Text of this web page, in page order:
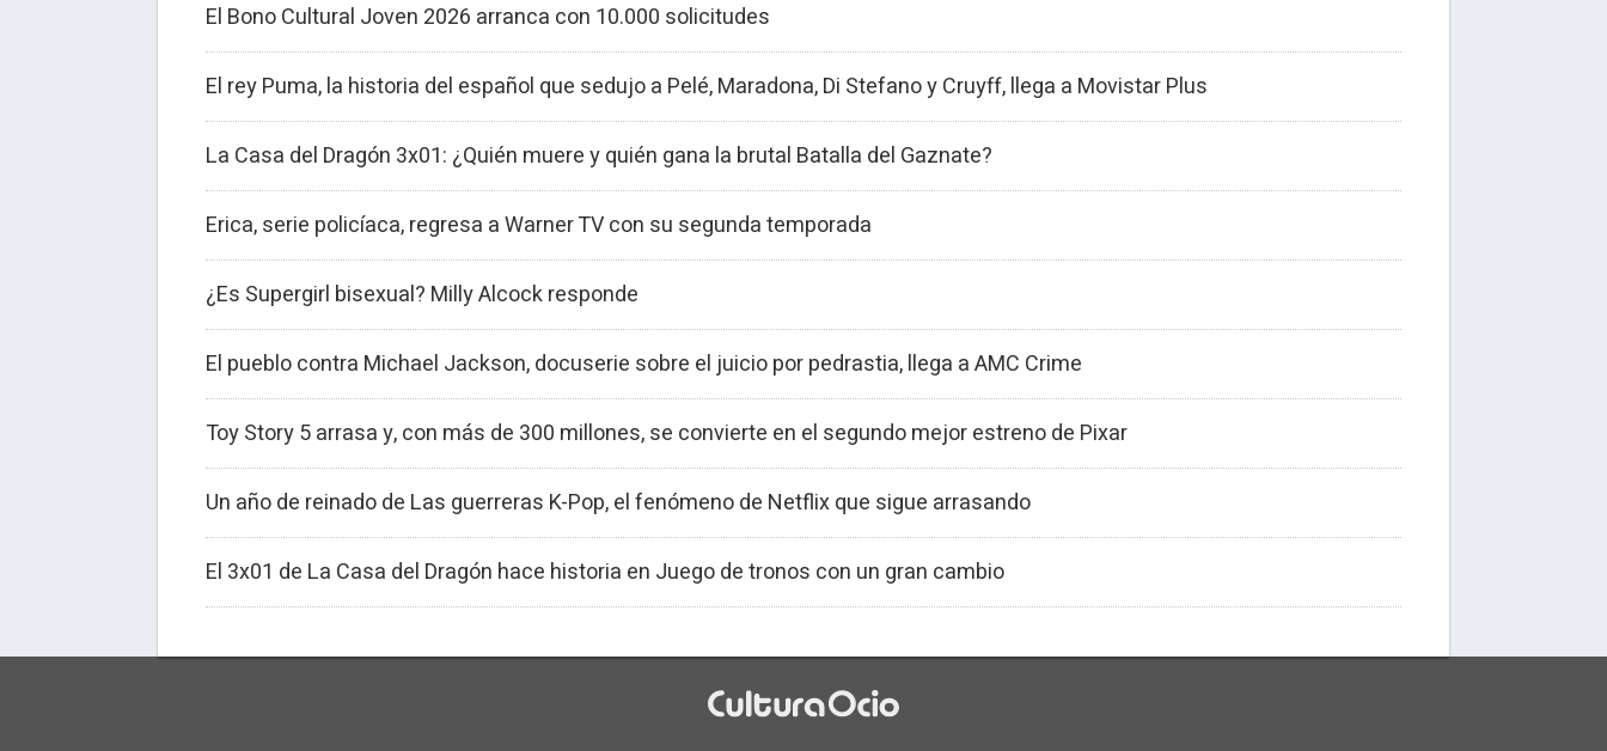
El Bono Cultural Joven 2026 arranca con 10.000 solicitudes
El rey Puma, la historia del español que sedujo a Pelé, Maradona, Di Stefano y Cruyff, llega a Movistar Plus
La Casa del Dragón 3x01: ¿Quién muere y quién gana la brutal Batalla del Gaznate?
Erica, serie policíaca, regresa a Warner TV con su segunda temporada
¿Es Supergirl bisexual? Milly Alcock responde
El pueblo contra Michael Jackson, docuserie sobre el juicio por pedrastia, llega a AMC Crime
Toy Story 5 arrasa y, con más de 300 millones, se convierte en el segundo mejor estreno de Pixar
Un año de reinado de Las guerreras K-Pop, el fenómeno de Netflix que sigue arrasando
El 3x01 de La Casa del Dragón hace historia en Juego de tronos con un gran cambio